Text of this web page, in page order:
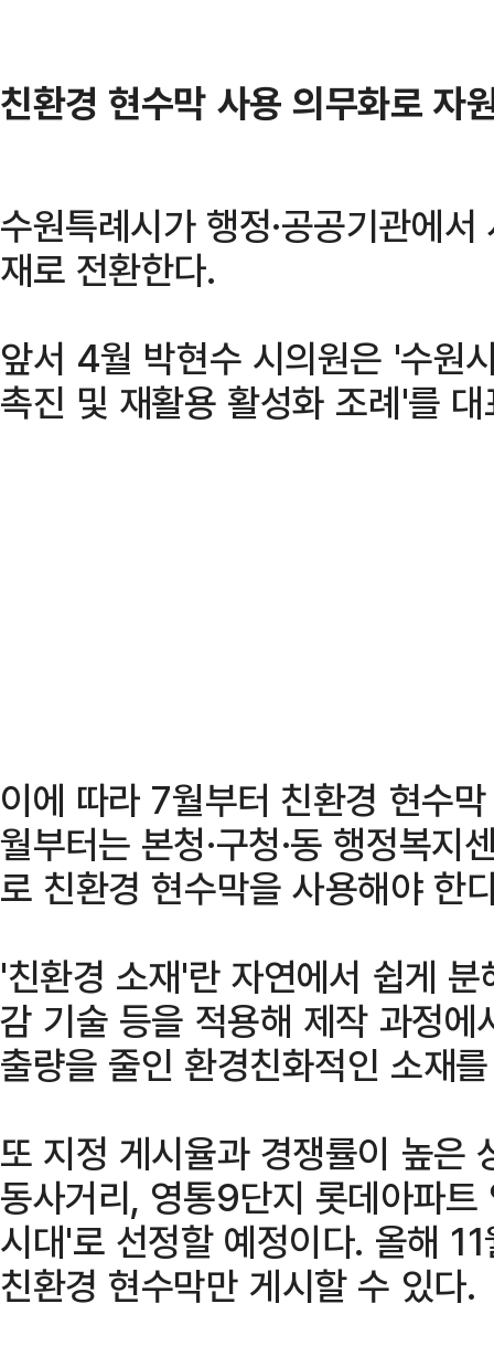
친환경 현수막 사용 의무화로 자
수원특례시가 행정·공공기관에
재로 전환한다.
앞서 4월 박현수 시의원은 '수원
촉진 및 재활용 활성화 조례'를
이에 따라 7월부터 친환경 현수
월부터는 본청·구청·동 행정복지
로 친환경 현수막을 사용해야 한
'친환경 소재'란 자연에서 쉽게
감 기술 등을 적용해 제작 과정
출량을 줄인 환경친화적인 소재
또 지정 게시율과 경쟁률이 높은
동사거리, 영통9단지 롯데아파
시대'로 선정할 예정이다. 올해
친환경 현수막만 게시할 수 있다.